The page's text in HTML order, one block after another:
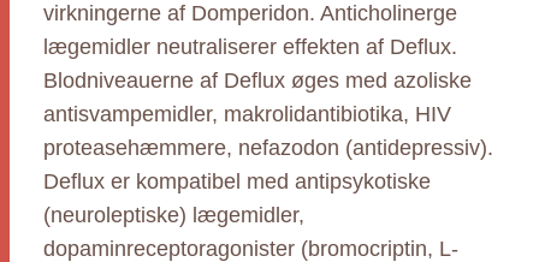
virkningerne af Domperidon. Anticholinerge
lægemidler neutraliserer effekten af Deflux.
Blodniveauerne af Deflux øges med azoliske
antisvampemidler, makrolidantibiotika, HIV
proteasehæmmere, nefazodon (antidepressiv).
Deflux er kompatibel med antipsykotiske
(neuroleptiske) lægemidler,
dopaminreceptoragonister (bromocriptin, L-